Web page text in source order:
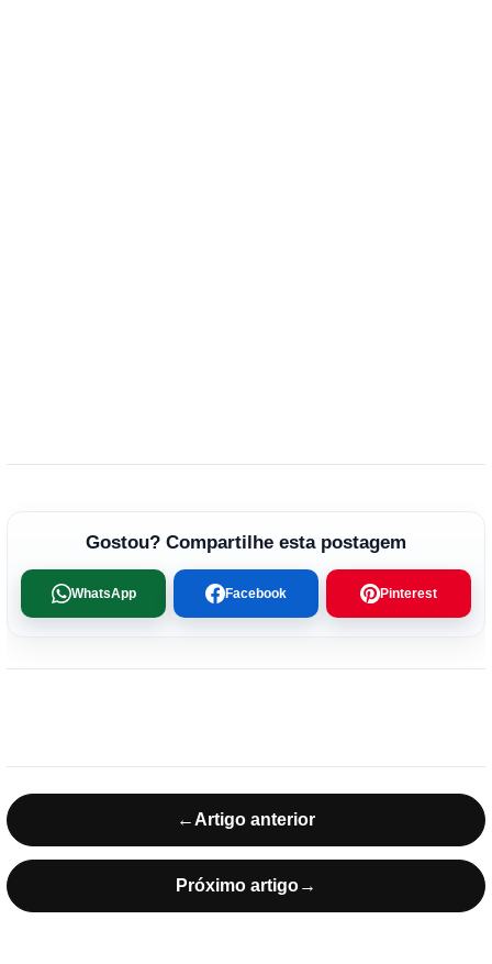
Gostou? Compartilhe esta postagem
WhatsApp Facebook Pinterest
← Artigo anterior
Próximo artigo→